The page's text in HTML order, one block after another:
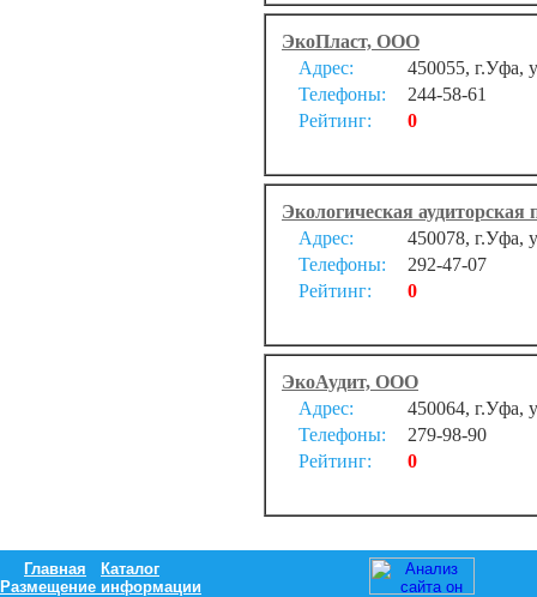
ЭкоПласт, ООО
Адрес:
450055, г.Уфа,
Телефоны:
244-58-61
Рейтинг:
0
Экологическая
Адрес:
450078, г.Уфа,
Телефоны:
292-47-07
Рейтинг:
0
ЭкоАудит, ООО
Адрес:
450064, г.Уфа,
Телефоны:
279-98-90
Рейтинг:
0
Главная
Каталог
Размещение информации